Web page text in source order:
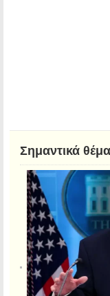
Σημαντικά